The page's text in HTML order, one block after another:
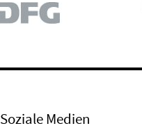
Soziale Medien